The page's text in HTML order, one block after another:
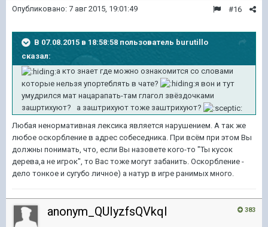
#16
Опубликовано: 7 авг 2015, 19:01:49
В 07.08.2015 в 18:58:58 пользователь burutillo
сказал:
а кто знает где можно ознакомится со словами
которые нельзя упортеблять в чате?
я вон и тут
умудрился мат нацарапать-там глагол звёздочками
зашртихуют? а заштрихуют тоже заштрихуют?
Любая ненормативная лексика является нарушением. А так же
любое оскорбление в адрес собеседника. При всём при этом Вы
должны понимать, что, если Вы назовете кого-то "Ты кусок
дерева,а не игрок", то Вас тоже могут забанить. Оскорбление -
дело тонкое и сугубо личное) а натур в игре ранимых много.
383
anonym_QUIyzfsQVkqI